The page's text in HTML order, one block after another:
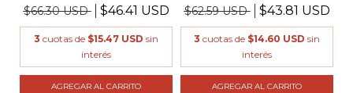
$66.30 USD
$46.41 USD
3 cuotas de $15.47 USD sin
interés
AGREGAR AL CARRITO
$62.59 USD
$43.81 USD
3 cuotas de $14.60 USD sin
interés
AGREGAR AL CARRITO